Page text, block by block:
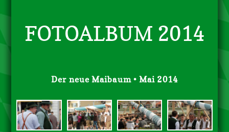
FOTOALBUM 2014
Der neue Maibaum • Mai 2014